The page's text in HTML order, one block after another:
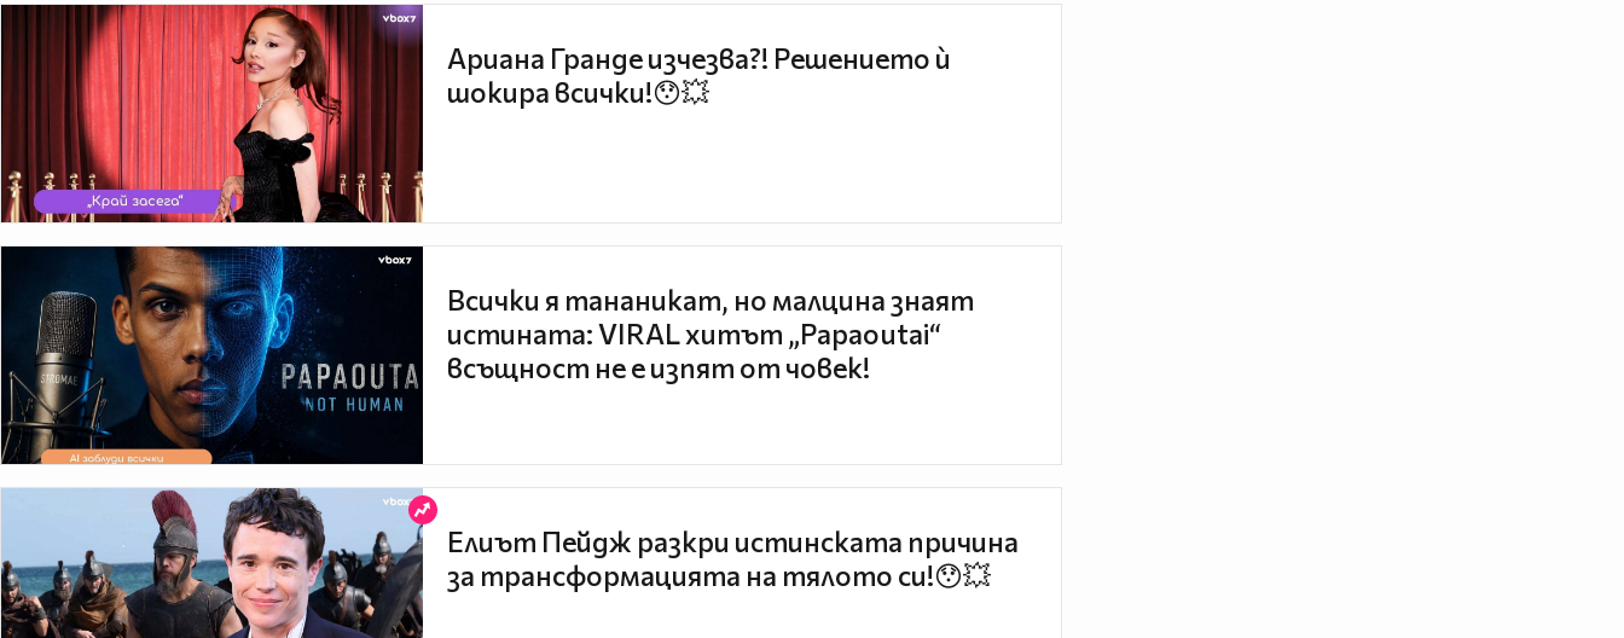
Ариана Гранде изчезва?! Решението ѝ
шокира всички!😯💥
Всички я тананикат, но малцина знаят
истината: VIRAL хитът „Papaoutai“
всъщност не е изпят от човек!
Елиът Пейдж разкри истинската причина
за трансформацията на тялото си!😯💥